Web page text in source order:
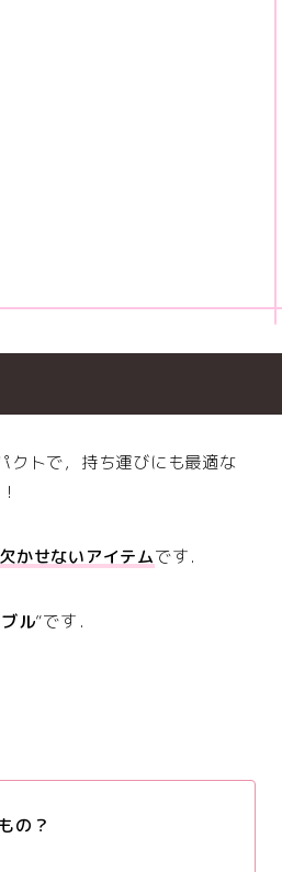
クトで，持ち運びにも最適な
かせないアイテムです．
ル”です．
の？